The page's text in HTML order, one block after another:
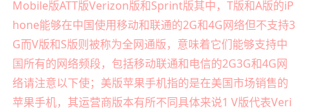
Mobile版ATT版Verizon版和Sprint版其中，T版和A版的iP
hone能够在中国使用移动和联通的2G和4G网络但不支持3
G而V版和S版则被称为全网通版，意味着它们能够支持中
国所有的网络频段，包括移动联通和电信的2G3G和4G网
络请注意以下使；美版苹果手机指的是在美国市场销售的
苹果手机，其运营商版本有所不同具体来说1 V版代表Veri